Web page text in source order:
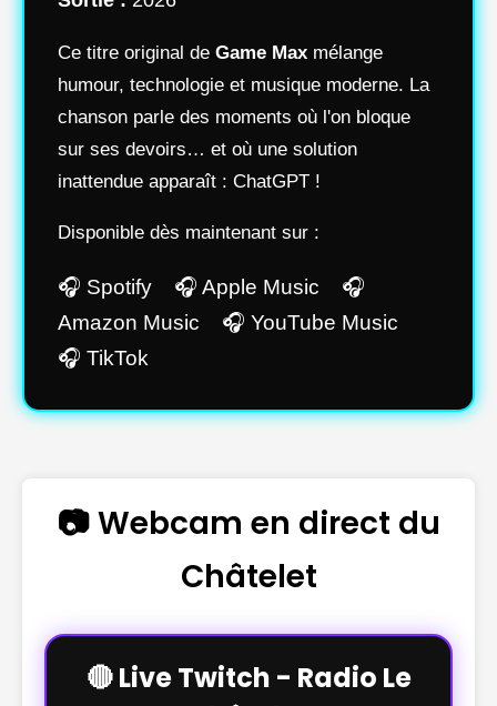
Ce titre original de Game Max mélange
humour, technologie et musique moderne. La
chanson parle des moments où l'on bloque
sur ses devoirs… et où une solution
inattendue apparaît : ChatGPT !
Disponible dès maintenant sur :
🎧 Spotify 🎧 Apple Music 🎧
Amazon Music 🎧 YouTube Music
🎧 TikTok
📷 Webcam en direct du
Châtelet
🔴 Live Twitch - Radio Le